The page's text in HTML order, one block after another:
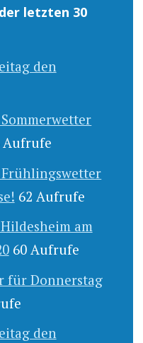
letzten 30
den
Aufrufe
62 Aufrufe
am
60 Aufrufe
für Donnerstag
den